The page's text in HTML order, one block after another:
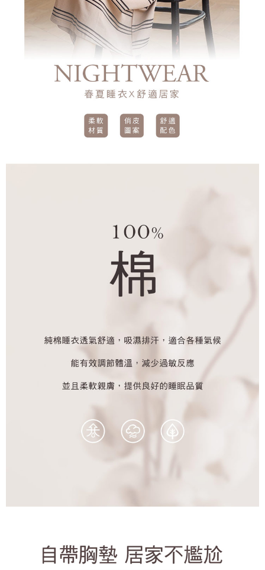
５．嚴禁一人註冊多個帳號或使用他人資訊註冊。若發現惡意使用之情形，
恩沛科技股份有限公司將有權停止該用戶之使用額度並採取法律行動。